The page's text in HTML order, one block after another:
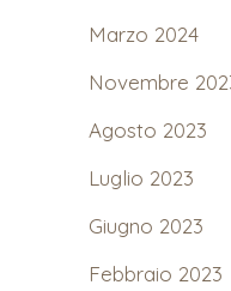
Marzo 2024
Novembre
Agosto 2023
Luglio 2023
Giugno 2023
Febbraio 2023